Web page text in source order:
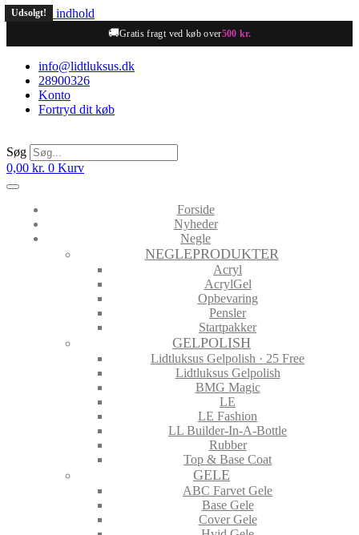
Videre til indhold
🚚Gratis fragt ved køb over500 kr.
info@lidtluksus.dk
28900326
Konto
Fortryd dit køb
Søg
0,00 kr. 0 Kurv
Forside
Nyheder
Negle
NEGLEPRODUKTER
Acryl
AcrylGel
Opbevaring
Pensler
Startpakker
GELPOLISH
Lidtluksus Gelpolish · 25 Free
Lidtluksus Gelpolish
BMG Magic
LE
LE Fashion
LL Builder-In-A-Bottle
Rubber
Top & Base Coat
GELE
ABC Farvet Gele
Base Gele
Cover Gele
Udsolgt!
Udsolgt!